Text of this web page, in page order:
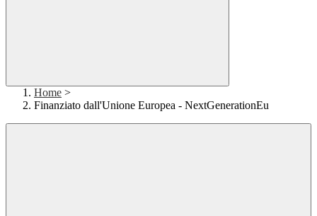
Home >
Finanziato dall'Unione Europea - NextGenerationEu